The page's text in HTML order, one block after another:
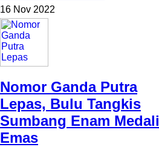
16 Nov 2022
Nomor Ganda Putra
Lepas, Bulu Tangkis
Sumbang Enam Medali
Emas